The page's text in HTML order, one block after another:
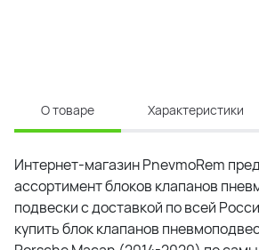
О товаре Характеристики
Интернет-магазин PnevmoRem
ассортимент блоков клапанов
подвески с доставкой по всей
купить блок клапанов